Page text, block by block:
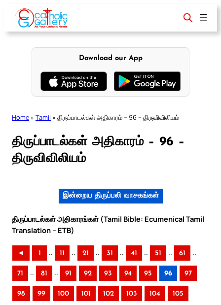
content
Download our App
Home » Tamil » திருப்பாடல்கள் அதிகாரம் – 96 – திருவிவிலியம்
திருப்பாடல்கள் அதிகாரம் – 96 –
திருவிவிலியம்
இன்றைய திருப்பலி வாசகங்கள்
திருப்பாடல்கள் அதிகாரங்கள் (Tamil Bible: Ecumenical Tamil
Translation – ETB)
◄ 1 .. 11 .. 21 .. 31 .. 41 .. 51 .. 61 ..
71 .. 81 .. 91 92 93 94 95 96 97
98 99 100 101 102 103 104 105